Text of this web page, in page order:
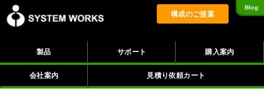
構成のご提案
Blog
製品 サポート 購入案内
会社案内 見積り依頼カート